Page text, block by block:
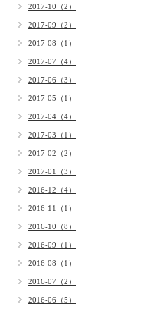
2017-10（2）
2017-09（2）
2017-08（1）
2017-07（4）
2017-06（3）
2017-05（1）
2017-04（4）
2017-03（1）
2017-02（2）
2017-01（3）
2016-12（4）
2016-11（1）
2016-10（8）
2016-09（1）
2016-08（1）
2016-07（2）
2016-06（5）